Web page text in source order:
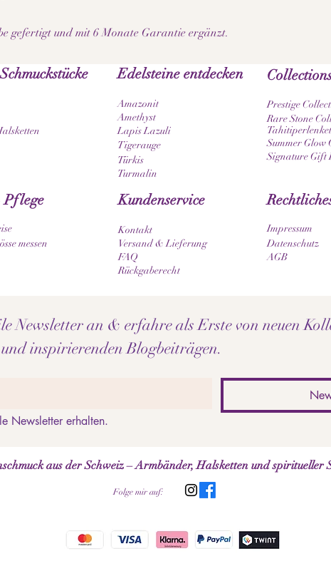
gefertigt und mit 6 Monate Garantie ergänzt.
Prestige
Rare Stone
Summer Glow
Signature Gift
Edelsteine entdecken
Amazonit
Amethyst
Lapis Lazuli
Tigerauge
Türkis
Turmalin
Impressum
Datenschutz
AGB
Kundenservice
Kontakt
Versand & Lieferung
FAQ
Rückgaberecht
Pflege
messen
Newsletter an & erfahre als Erste von neuen
inspirierenden Blogbeiträgen.
Newsletter erhalten.
aus der Schweiz – Armbänder, Halsketten und spiritueller
Folge mir auf: